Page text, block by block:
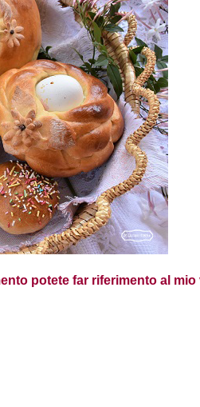
potete far riferimento al